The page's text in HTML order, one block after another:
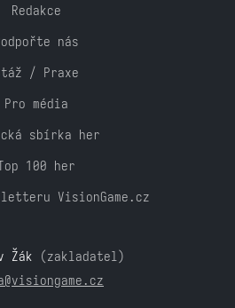
Redakce
nás
/ Praxe
Pro média
sbírka her
100 her
VisionGame.cz
Žák (zakladatel)